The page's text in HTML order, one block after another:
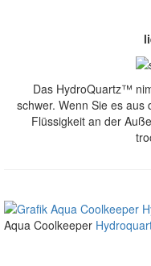
Das HydroQuartz™
schwer. Wenn Sie es
Flüssigkeit an der
Aqua Coolkeeper